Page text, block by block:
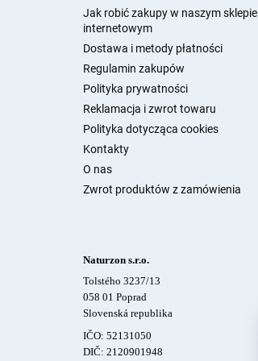
Jak robić zakupy w naszym sklepie
internetowym
Dostawa i metody płatności
Regulamin zakupów
Polityka prywatności
Reklamacja i zwrot towaru
Polityka dotycząca cookies
Kontakty
O nas
Zwrot produktów z zamówienia
Naturzon s.r.o.
Tolstého 3237/13
058 01 Poprad
Slovenská republika
IČO: 52131050
DIČ: 2120901948